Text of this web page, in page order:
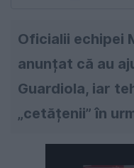
Oficialii echipei
anunțat că au
Guardiola, iar
„cetățenii” în